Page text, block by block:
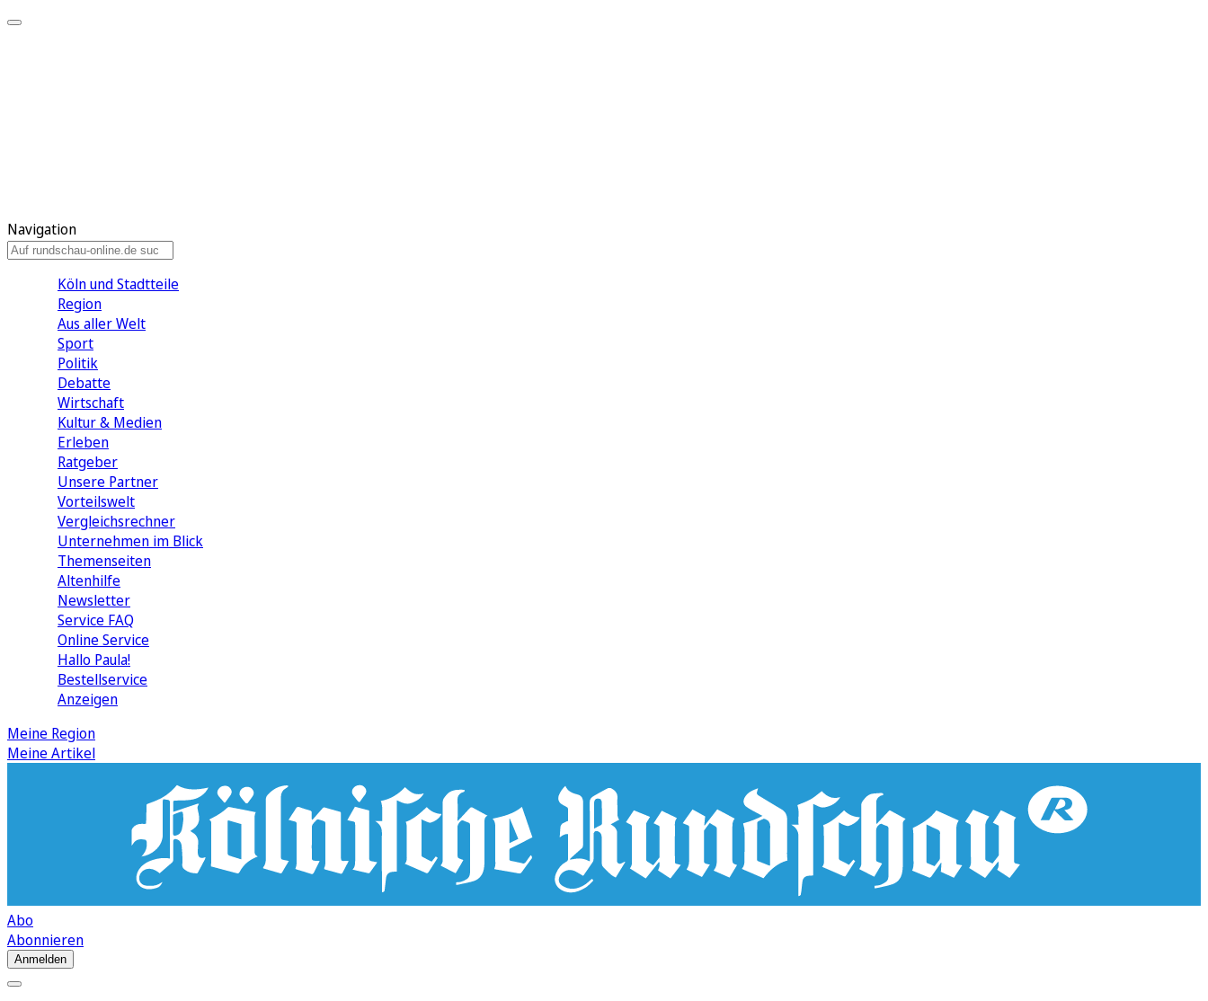
Navigation
Köln und Stadtteile
Region
Aus aller Welt
Sport
Politik
Debatte
Wirtschaft
Kultur & Medien
Erleben
Ratgeber
Unsere Partner
Vorteilswelt
Vergleichsrechner
Unternehmen im Blick
Themenseiten
Altenhilfe
Newsletter
Service FAQ
Online Service
Hallo Paula!
Bestellservice
Anzeigen
Meine Region
Meine Artikel
Abo
Abonnieren
Anmelden